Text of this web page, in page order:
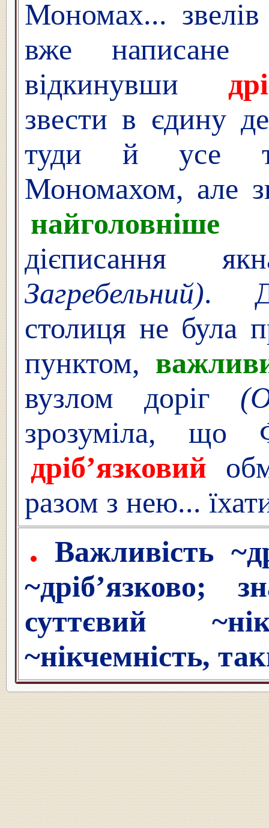
Мономах... звелів
вже написане
відкинувши
звести в єдину
туди й усе
Мономахом, але
найголовніше
дієписання
Загребельний).
столиця не була
пунктом,
вузлом доріг
зрозуміла, що
дріб’язковий
разом з нею...
Важливість
~дріб’язково;
суттєвий
~нікчемність,